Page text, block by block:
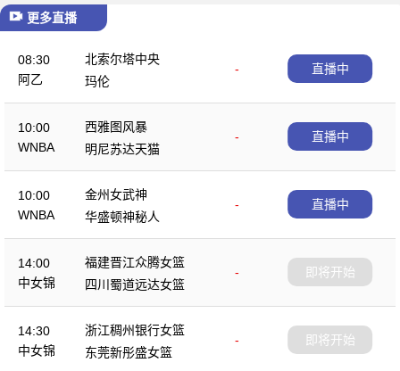
更多直播
08:30
阿乙
北索尔塔中央
-
玛伦
直播中
10:00
WNBA
西雅图风暴
-
明尼苏达天猫
直播中
10:00
WNBA
金州女武神
-
华盛顿神秘人
直播中
14:00
中女锦
福建晋江众腾女篮
-
四川蜀道远达女篮
即将开始
14:30
中女锦
浙江稠州银行女篮
-
东莞新彤盛女篮
即将开始